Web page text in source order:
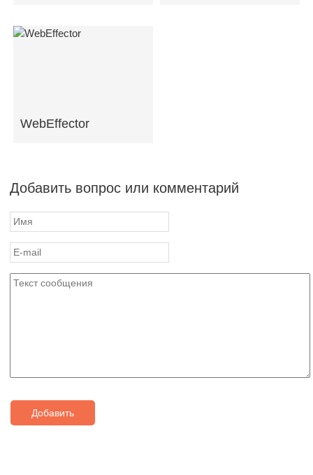
WebEffector
Добавить вопрос или комментарий
Добавить